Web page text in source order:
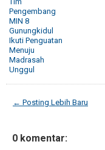
Pengembang
MIN 8
Gunungkidul
Ikuti Penguatan
Menuju
Madrasah
Unggul
← Posting Lebih Baru
0 komentar: